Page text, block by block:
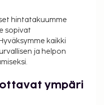
sauna ja
kuuluu
internetyhteys,
hotellissa
salliessa.
täydellinen paikka
hintatakuumme
sopivat
kaikki
ja helpon
ympäri